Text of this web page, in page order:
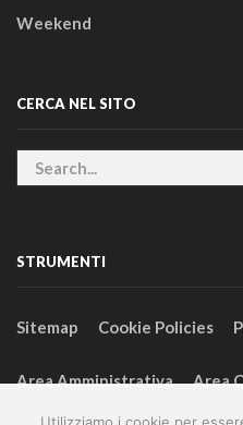
Utilizziamo i cookie per
Weekend
CERCA NEL SITO
STRUMENTI
Sitemap Cookie Policies
Area Amministrativa Area